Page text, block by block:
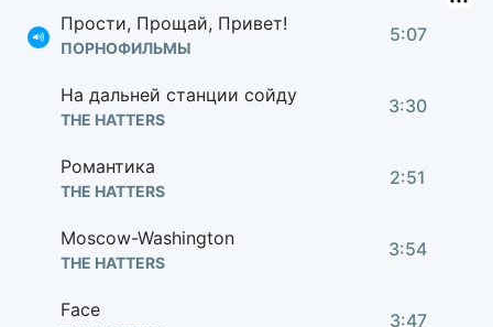
Прости, Прощай, Привет!
ПОРНОФИЛЬМЫ
5:07
На дальней станции сойду
THE HATTERS
3:30
Романтика
THE HATTERS
2:51
Moscow-Washington
THE HATTERS
3:54
Face 3:47